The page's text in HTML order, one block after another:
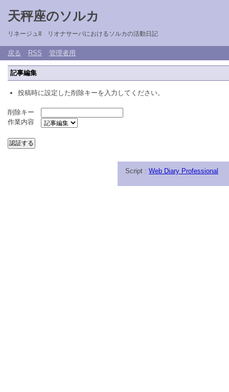
天秤座のソルカ
リネージュII リオナサーバにおけるソルカの活動日記
戻る RSS 管理者用
記事編集
投稿時に設定した削除キーを入力してください。
削除キー
作業内容
Script : Web Diary Professional